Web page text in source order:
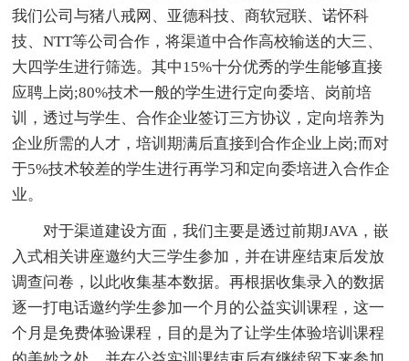
我们公司与猪八戒网、亚德科技、商软冠联、诺怀科
技、NTT等公司合作，将渠道中合作高校输送的大三、
大四学生进行筛选。其中15%十分优秀的学生能够直接
应聘上岗;80%技术一般的学生进行定向委培、岗前培
训，透过与学生、合作企业签订三方协议，定向培养为
企业所需的人才，培训期满后直接到合作企业上岗;而对
于5%技术较差的学生进行再学习和定向委培进入合作企
业。
对于渠道建设方面，我们主要是透过前期JAVA，嵌
入式相关讲座邀约大三学生参加，并在讲座结束后发放
调查问卷，以此收集基本数据。再根据收集录入的数据
逐一打电话邀约学生参加一个月的公益实训课程，这一
个月是免费体验课程，目的是为了让学生体验培训课程